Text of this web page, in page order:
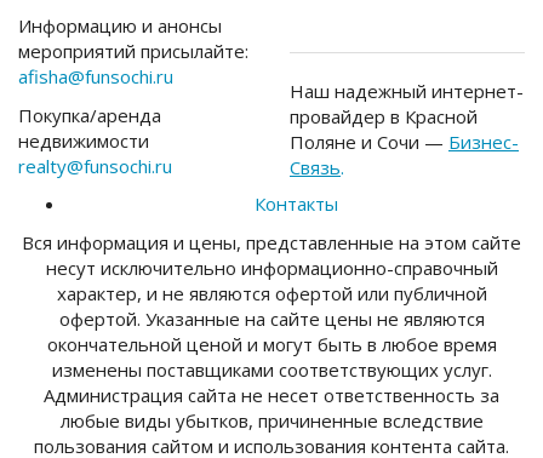
Информацию и анонсы
мероприятий присылайте:
afisha@funsochi.ru
Покупка/аренда
недвижимости
realty@funsochi.ru
Наш надежный интернет-
провайдер в Красной
Поляне и Сочи — Бизнес-
Связь.
Контакты
Вся информация и цены, представленные на этом сайте
несут исключительно информационно-справочный
характер, и не являются офертой или публичной
офертой. Указанные на сайте цены не являются
окончательной ценой и могут быть в любое время
изменены поставщиками соответствующих услуг.
Администрация сайта не несет ответственность за
любые виды убытков, причиненные вследствие
пользования сайтом и использования контента сайта.